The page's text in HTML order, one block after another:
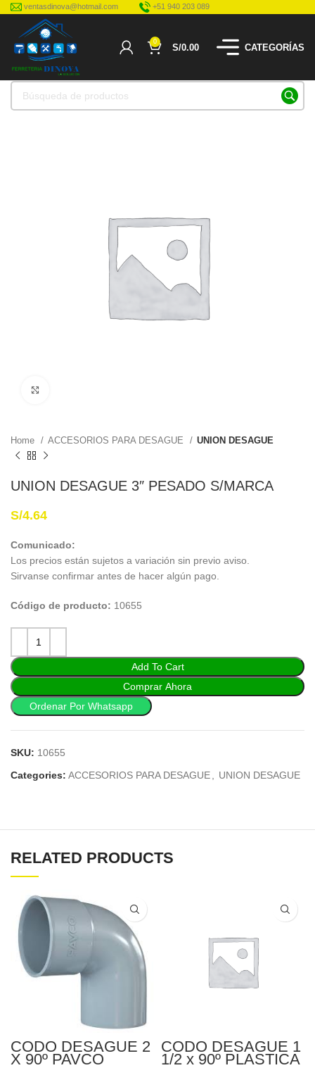
ventasdinova@hotmail.com +51 940 203 089
0
S/0.00 CATEGORÍAS
Home ACCESORIOS PARA DESAGUE UNION DESAGUE
UNION DESAGUE 3″ PESADO S/MARCA
S/4.64
Comunicado:
Los precios están sujetos a variación sin previo aviso.
Sirvanse confirmar antes de hacer algún pago.
Código de producto: 10655
Add To Cart
Comprar Ahora
Ordenar Por Whatsapp
SKU: 10655
Categories: ACCESORIOS PARA DESAGUE UNION DESAGUE
RELATED PRODUCTS
CODO DESAGUE 2
X 90º PAVCO
CODO DESAGUE 1
1/2 x 90º PLASTICA